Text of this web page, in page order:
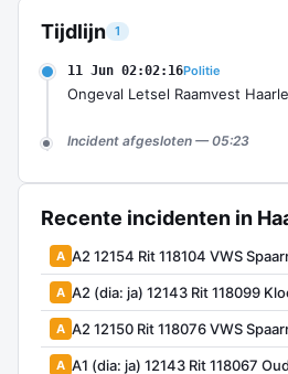
Tijdlijn 1
11 Jun 02:02:16Politie
Ongeval Letsel Raamvest
Incident afgesloten — 05:23
Recente incidenten in
A A2 12154 Rit 118104 VWS
A A2 (dia: ja) 12143 Rit 118099
A A2 12150 Rit 118076 VWS
A A1 (dia: ja) 12143 Rit 118067